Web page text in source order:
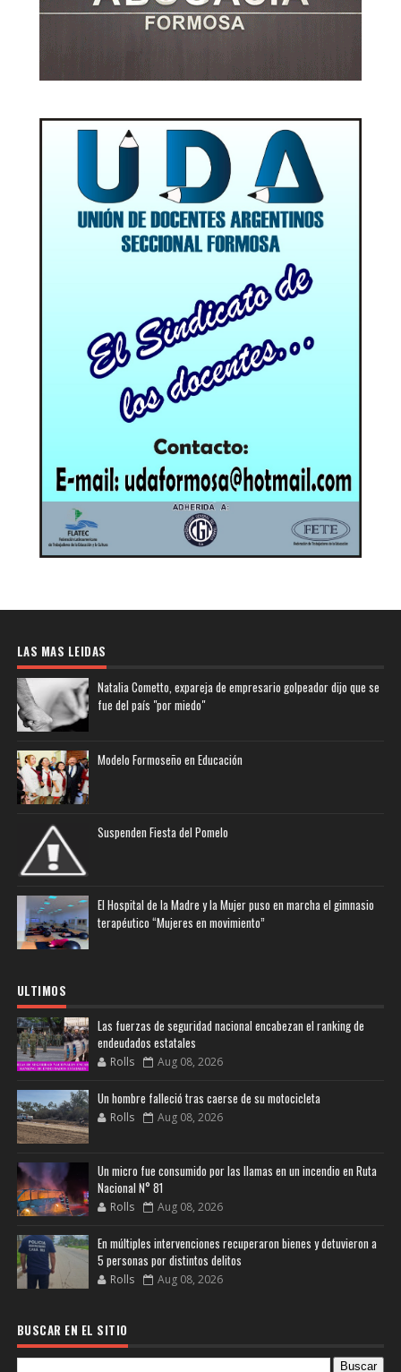
LAS MAS LEIDAS
Natalia Cometto, expareja de empresario golpeador dijo que se
fue del país "por miedo"
Modelo Formoseño en Educación
Suspenden Fiesta del Pomelo
El Hospital de la Madre y la Mujer puso en marcha el gimnasio
terapéutico “Mujeres en movimiento”
ULTIMOS
Las fuerzas de seguridad nacional encabezan el ranking de
endeudados estatales
Rolls Aug 08, 2026
Un hombre falleció tras caerse de su motocicleta
Rolls Aug 08, 2026
Un micro fue consumido por las llamas en un incendio en Ruta
Nacional N° 81
Rolls Aug 08, 2026
En múltiples intervenciones recuperaron bienes y detuvieron a
5 personas por distintos delitos
Rolls Aug 08, 2026
BUSCAR EN EL SITIO